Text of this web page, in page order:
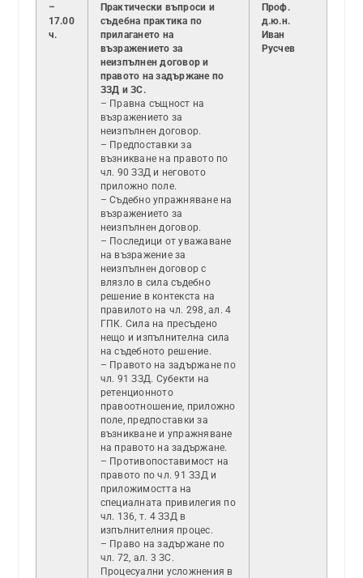
–
17.00
ч.
Практически въпроси и
съдебна практика по
прилагането на
възражението за
неизпълнен договор и
правото на задържане по
ЗЗД и ЗС.
– Правна същност на
възражението за
неизпълнен договор.
– Предпоставки за
възникване на правото по
чл. 90 ЗЗД и неговото
приложно поле.
– Съдебно упражняване на
възражението за
неизпълнен договор.
– Последици от уважаване
на възражение за
неизпълнен договор с
влязло в сила съдебно
решение в контекста на
правилото на чл. 298, ал. 4
ГПК. Сила на пресъдено
нещо и изпълнителна сила
на съдебното решение.
– Правото на задържане по
чл. 91 ЗЗД. Субекти на
ретенционното
правоотношение, приложно
поле, предпоставки за
възникване и упражняване
на правото на задържане.
– Противопоставимост на
правото по чл. 91 ЗЗД и
приложимостта на
специалната привилегия по
чл. 136, т. 4 ЗЗД в
изпълнителния процес.
– Право на задържане по
чл. 72, ал. 3 ЗС.
Процесуални усложнения в
Проф.
д.ю.н.
Иван
Русчев